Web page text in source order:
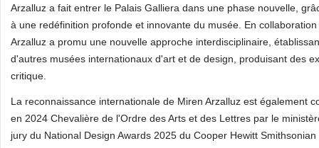
Arzalluz a fait entrer le Palais Galliera dans une phase nouvelle,
à une redéfinition profonde et innovante du musée. En
Arzalluz a promu une nouvelle approche interdisciplinaire,
d'autres musées internationaux d'art et de design, produisant des
critique.
La reconnaissance internationale de Miren Arzalluz est également
en 2024 Chevalière de l'Ordre des Arts et des Lettres par le
jury du National Design Awards 2025 du Cooper Hewitt